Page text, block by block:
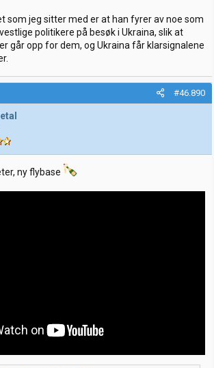
som jeg sitter med er at han fyrer av noe som
politikere på besøk i Ukraina, slik at
går opp for dem, og Ukraina får klarsignalene
#46.890
ny flybase